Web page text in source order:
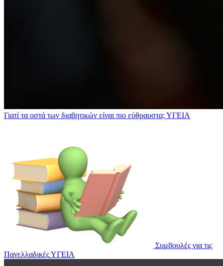
Γιατί τα οστά των διαβητικών είναι πιο εύθραυστα;ΥΓΕΙΑ
Συμβουλές για τις
ΠανελλαδικέςΥΓΕΙΑ